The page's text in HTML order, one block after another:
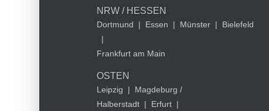
NRW / HESSEN
Dortmund | Essen | Münster |
Bielefeld
|
Frankfurt am Main
OSTEN
Leipzig |
Magdeburg /
Halberstadt | Erfurt |